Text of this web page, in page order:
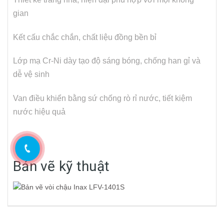
gian
Kết cấu chắc chắn, chất liệu đồng bền bỉ
Lớp mạ Cr-Ni dày tạo độ sáng bóng, chống han gỉ và
dễ vệ sinh
Van điều khiển bằng sứ chống rò rỉ nước, tiết kiệm
nước hiệu quả
Bản vẽ kỹ thuật